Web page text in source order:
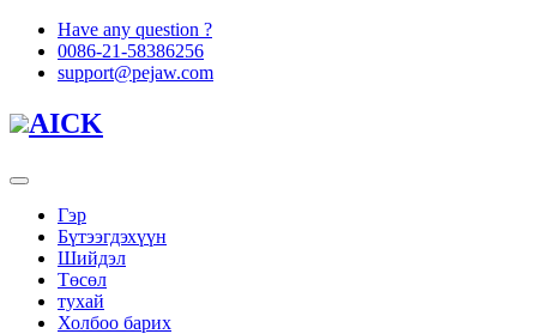
Have any question ?
0086-21-58386256
support@pejaw.com
AICK
Гэр
Бүтээгдэхүүн
Шийдэл
Төсөл
тухай
Холбоо барих